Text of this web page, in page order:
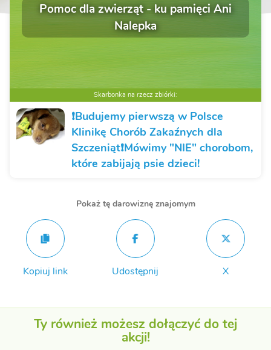
Pomoc dla zwierząt - ku pamięci Ani
Nalepka
Skarbonka na rzecz zbiórki:
❗️Budujemy pierwszą w Polsce
Klinikę Chorób Zakaźnych dla
Szczeniąt❗️Mówimy "NIE" chorobom,
które zabijają psie dzieci!
Pokaż tę darowiznę znajomym
Kopiuj link Udostępnij X
Ty również możesz dołączyć do tej
akcji!